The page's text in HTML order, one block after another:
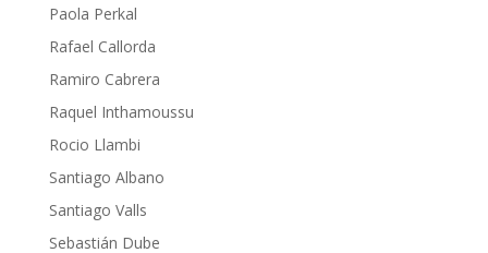
Paola Perkal
Rafael Callorda
Ramiro Cabrera
Raquel Inthamoussu
Rocio Llambi
Santiago Albano
Santiago Valls
Sebastián Dube